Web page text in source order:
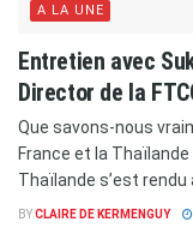
A LA UNE
Entretien avec
Director de la
Que savons-nous
France et la Thaïlande
Thaïlande s’est rendu
BYCLAIRE DE KERMENGUY